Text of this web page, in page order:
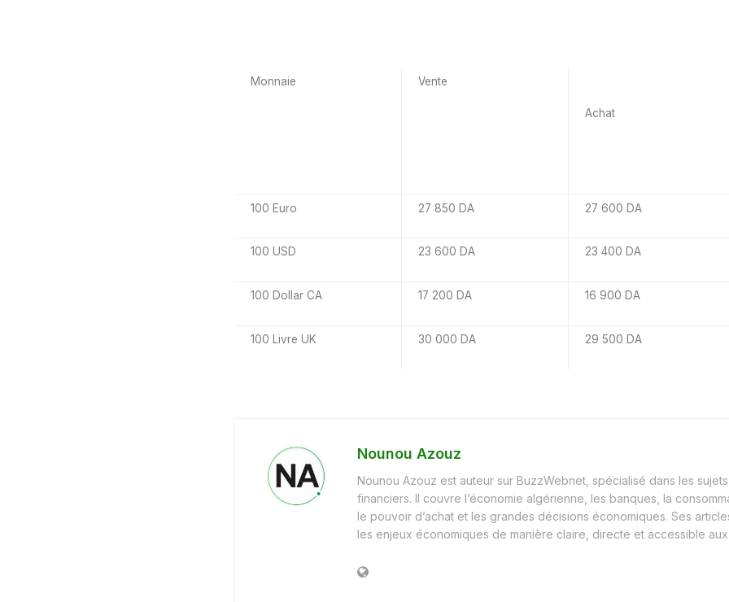
Monnaie Vente
Achat
100 Euro 27 850 DA 27 600 DA
100 USD 23 600 DA 23 400 DA
100 Dollar CA 17 200 DA 16 900 DA
100 Livre UK 30 000 DA 29 500 DA
Nounou Azouz
Nounou Azouz est auteur sur BuzzWebnet, spécialisé dans les
financiers. Il couvre l’économie algérienne, les banques, la
le pouvoir d’achat et les grandes décisions économiques. Ses
les enjeux économiques de manière claire, directe et accessible